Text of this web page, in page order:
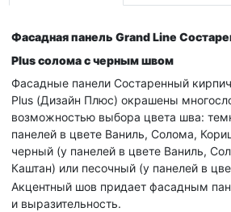
Фасадная панель Grand Line
Plus солома с черным швом
Фасадные панели Состаренный
Plus (Дизайн Плюс) окрашены
возможностью выбора цвета шва:
панелей в цвете Ваниль, Солома,
черный (у панелей в цвете Ваниль,
Каштан) или песочный (у панелей в
Акцентный шов придает фасадным
и выразительность.